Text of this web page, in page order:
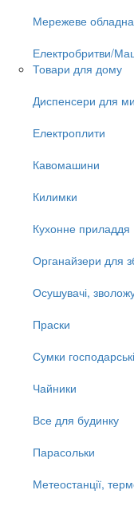
Мережеве
Електробритви/
Товари для дому
Диспенсери для
Електроплити
Кавомашини
Килимки
Кухонне приладдя
Органайзери для
Осушувачі,
Праски
Сумки господарські
Чайники
Все для будинку
Парасольки
Метеостанції,